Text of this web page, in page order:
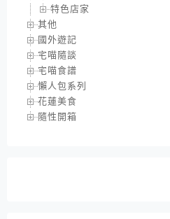
特色店家
其他
國外遊記
宅喵隨談
宅喵食譜
懶人包系列
花蓮美食
隨性開箱